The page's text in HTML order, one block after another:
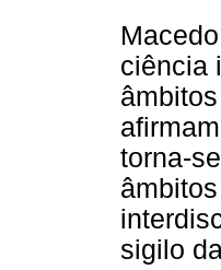
ciência
torna-
sigilo